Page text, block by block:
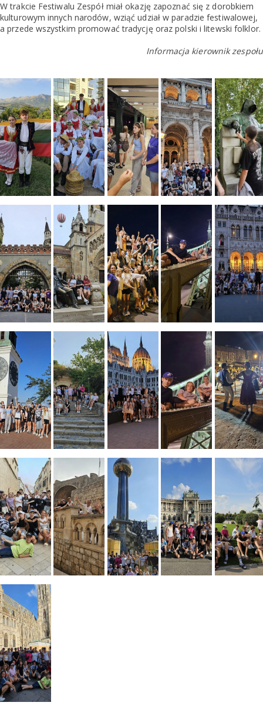
W trakcie Festiwalu Zespół miał okazję zapoznać się z dorobkiem
kulturowym innych narodów, wziąć udział w paradzie festiwalowej,
a przede wszystkim promować tradycję oraz polski i litewski folklor.
Informacja kierownik zespołu